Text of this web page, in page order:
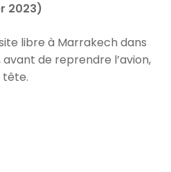
2023)
libre à Marrakech dans
avant de reprendre l’avion,
tête.